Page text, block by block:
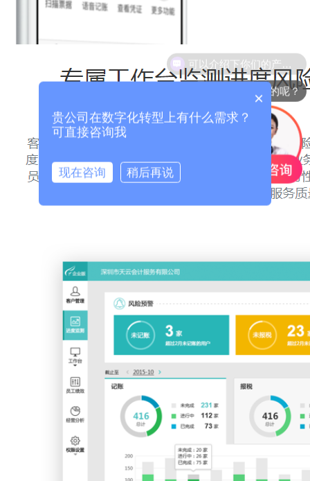
你们是怎么收费的呢？
×
贵公司在数字化转型上有什么需求？
可直接咨询我
现在咨询 稍后再说